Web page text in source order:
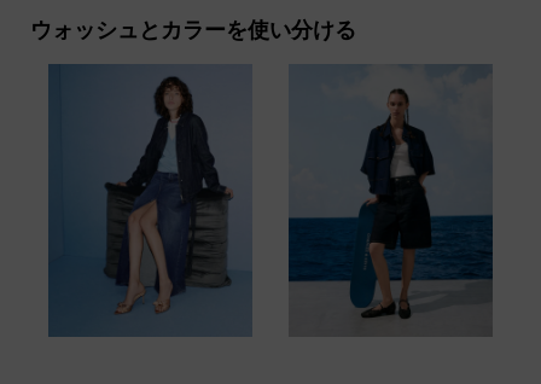
ウォッシュとカラーを使い分ける